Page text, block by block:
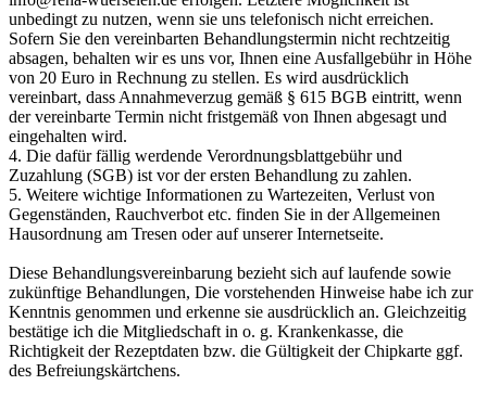
unbedingt zu nutzen, wenn sie uns telefonisch nicht erreichen.
Sofern Sie den vereinbarten Behandlungstermin nicht rechtzeitig
absagen, behalten wir es uns vor, Ihnen eine Ausfallgebühr in Höhe
von 20 Euro in Rechnung zu stellen. Es wird ausdrücklich
vereinbart, dass Annahmeverzug gemäß § 615 BGB eintritt, wenn
der vereinbarte Termin nicht fristgemäß von Ihnen abgesagt und
eingehalten wird.
4. Die dafür fällig werdende Verordnungsblattgebühr und
Zuzahlung (SGB) ist vor der ersten Behandlung zu zahlen.
5. Weitere wichtige Informationen zu Wartezeiten, Verlust von
Gegenständen, Rauchverbot etc. finden Sie in der Allgemeinen
Hausordnung am Tresen oder auf unserer Internetseite.
Diese Behandlungsvereinbarung bezieht sich auf laufende sowie
zukünftige Behandlungen, Die vorstehenden Hinweise habe ich zur
Kenntnis genommen und erkenne sie ausdrücklich an. Gleichzeitig
bestätige ich die Mitgliedschaft in o. g. Krankenkasse, die
Richtigkeit der Rezeptdaten bzw. die Gültigkeit der Chipkarte ggf.
des Befreiungskärtchens.